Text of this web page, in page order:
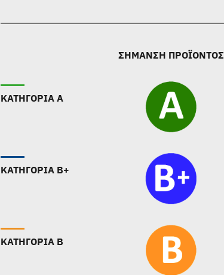
ΣΗΜΑΝΣΗ ΠΡΟΪΟΝΤΟΣ
ΚΑΤΗΓΟΡΙΑ Α
ΚΑΤΗΓΟΡΙΑ B+
ΚΑΤΗΓΟΡΙΑ B